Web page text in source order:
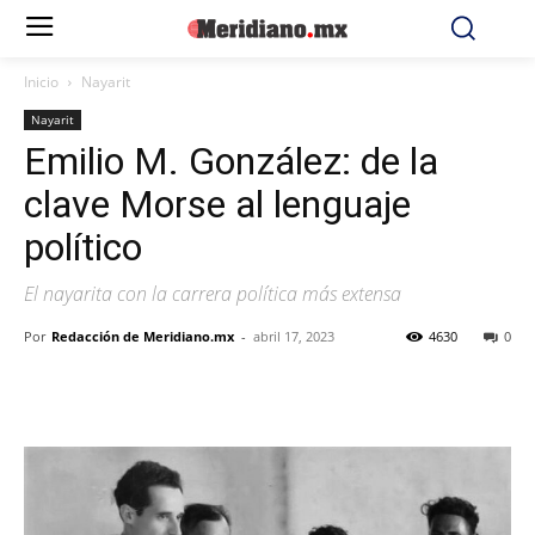
Inicio Nayarit
Nayarit
Emilio M. González: de la
clave Morse al lenguaje
político
El nayarita con la carrera política más extensa
Por Redacción de Meridiano.mx - abril 17, 2023 0
4630